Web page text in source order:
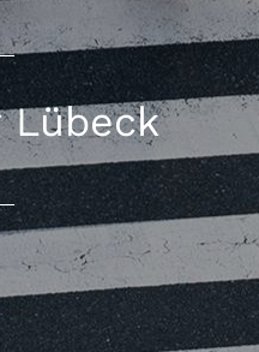
Lübeck